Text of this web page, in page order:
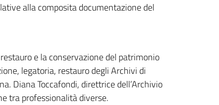
alla composita documentazione del
e la conservazione del patrimonio
legatoria, restauro degli Archivi di
Diana Toccafondi, direttrice dell’Archivio
tra professionalità diverse.